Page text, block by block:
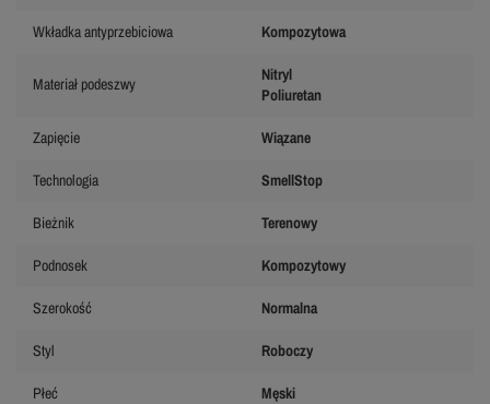
Wkładka antyprzebiciowa Kompozytowa
Materiał podeszwy
Nitryl
Poliuretan
Zapięcie Wiązane
Technologia SmellStop
Bieżnik Terenowy
Podnosek Kompozytowy
Szerokość Normalna
Styl Roboczy
Płeć Męski